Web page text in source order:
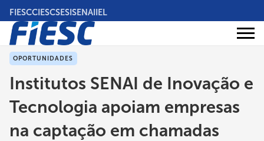
Pular
para
conteúdo
principal
FIESCCIESCSESISENAIIEL
Áreas
OPORTUNIDADES
Institutos SENAI de Inovação e
Tecnologia apoiam empresas
na captação em chamadas